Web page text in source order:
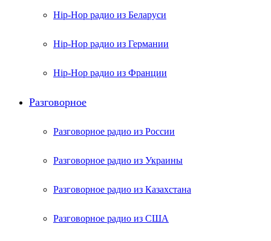
Hip-Hop радио из Беларуси
Hip-Hop радио из Германии
Hip-Hop радио из Франции
Разговорное
Разговорное радио из России
Разговорное радио из Украины
Разговорное радио из Казахстана
Разговорное радио из США